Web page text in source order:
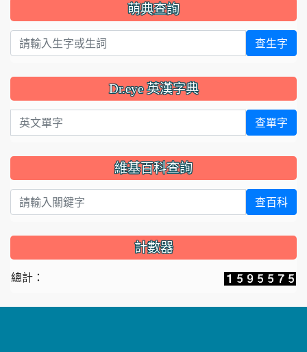
萌典查詢
查生字
Dr.eye 英漢字典
英文單字 查單字
維基百科查詢
查百科
計數器
總計：